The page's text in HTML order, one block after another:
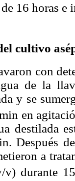
16 horas
cultivo
con
de la
y se
en
destilada
Después
a
v) durante